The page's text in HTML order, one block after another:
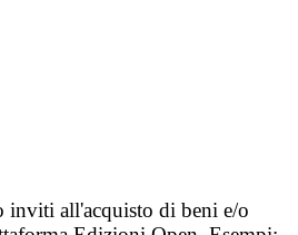
inviti all'acquisto di beni e/o